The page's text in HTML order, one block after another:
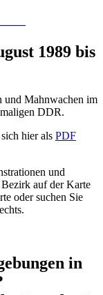
1989 bis
und Mahnwachen im
DDR.
hier als PDF
und
auf der Karte
oder suchen Sie
in